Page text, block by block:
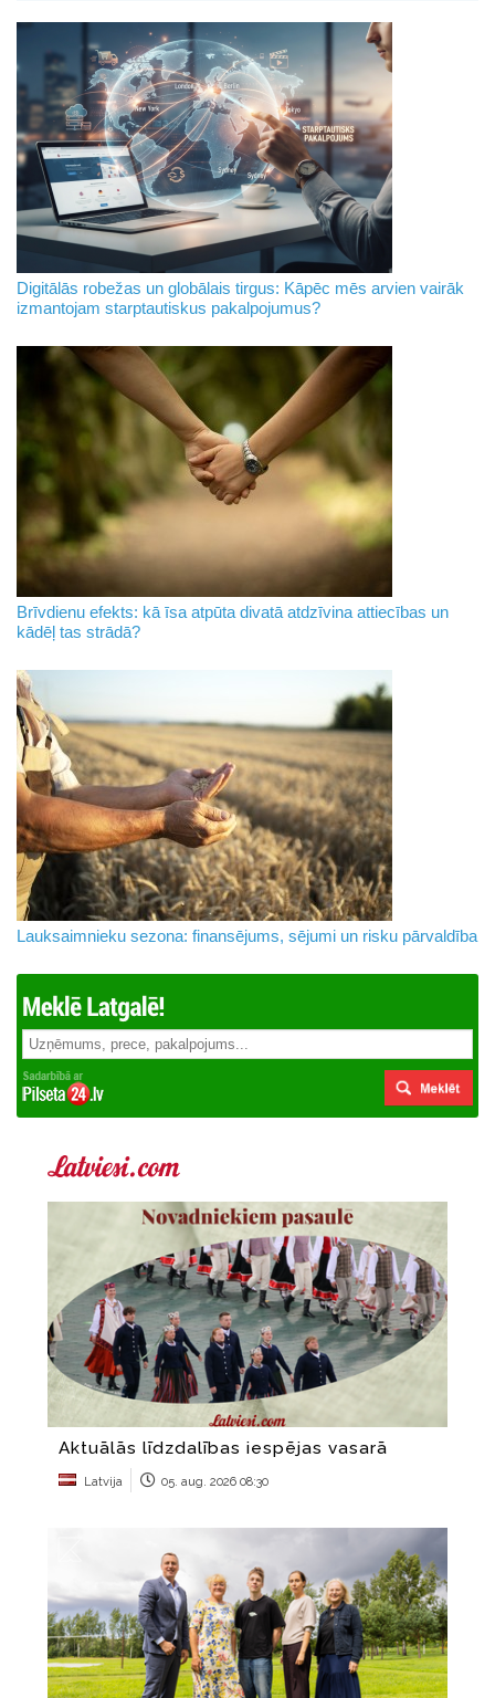
Digitālās robežas un globālais tirgus: Kāpēc mēs arvien vairāk
izmantojam starptautiskus pakalpojumus?
Brīvdienu efekts: kā īsa atpūta divatā atdzīvina attiecības un
kādēļ tas strādā?
Lauksaimnieku sezona: finansējums, sējumi un risku pārvaldība